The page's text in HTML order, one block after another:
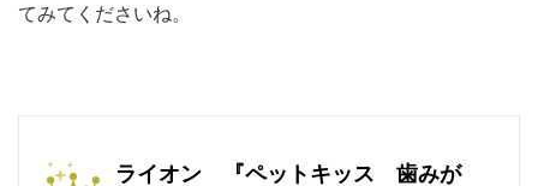
てみてくださいね。
ライオン 『ペットキッス 歯みが